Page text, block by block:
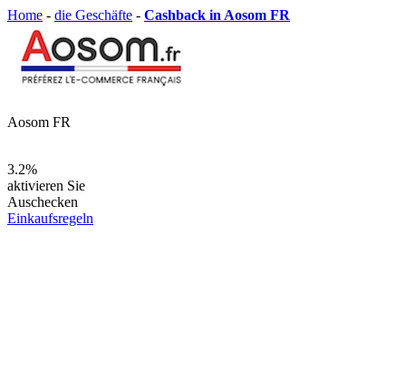
Home - die Geschäfte - Cashback in Aosom FR
Aosom FR
3.2%
aktivieren Sie
Auschecken
Einkaufsregeln